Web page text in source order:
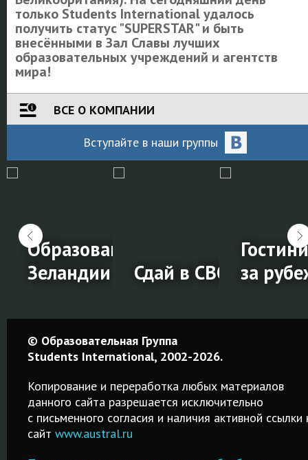
только Students International удалось
получить статус "SUPERSTAR" и быть
внесёнными в Зал Славы лучших
образовательных учреждений и агентств
мира!
ВСЕ О КОМПАНИИ
Вступайте в наши группы
на обучение за
Образование в Новой
Зеландии
Образование
в Новой
Зеландии
Среднее,
профессиональное
и высшее
Сдай в СВОЁМ
Сдай в
СВОЁМ
городе!
Простая
процедура
за
© Образовательная Группа
Students International, 2002-2026.
Копирование и переработка любых материалов
данного сайта разрешается исключительно
c письменного согласия и наличия активной ссылки
сайт www.austral.ru